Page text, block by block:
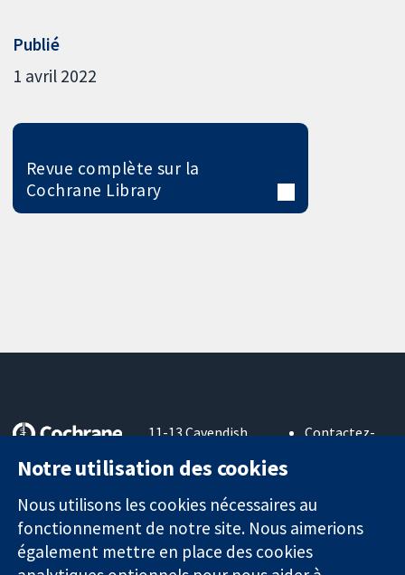
Publié
1 avril 2022
Revue complète sur la
Cochrane Library
Des données
Des décisions
éclairées.
Une meilleure
santé.
11-13 Cavendish
Londres
Royaume-Uni
Contactez-
presse
Qui sommes-
nous
Offres
Notre utilisation des cookies
Nous utilisons les cookies nécessaires au
fonctionnement de notre site. Nous aimerions
également mettre en place des cookies